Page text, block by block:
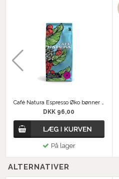
Café Natura Espresso Øko bønner 500g
DKK 96,00
På lager
ALTERNATIVER